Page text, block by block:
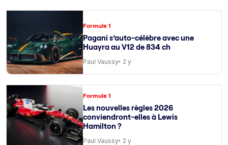
Formule 1
Pagani s’auto-célèbre avec une
Huayra au V12 de 834 ch
Paul Vaussy 2 y
Formule 1
Les nouvelles règles 2026
conviendront-elles à Lewis
Hamilton ?
Paul Vaussy 2 y